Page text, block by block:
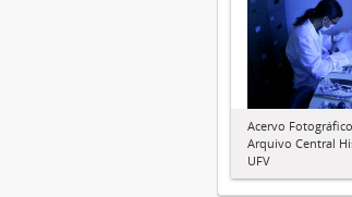
Acervo
Arquivo Central
UFV